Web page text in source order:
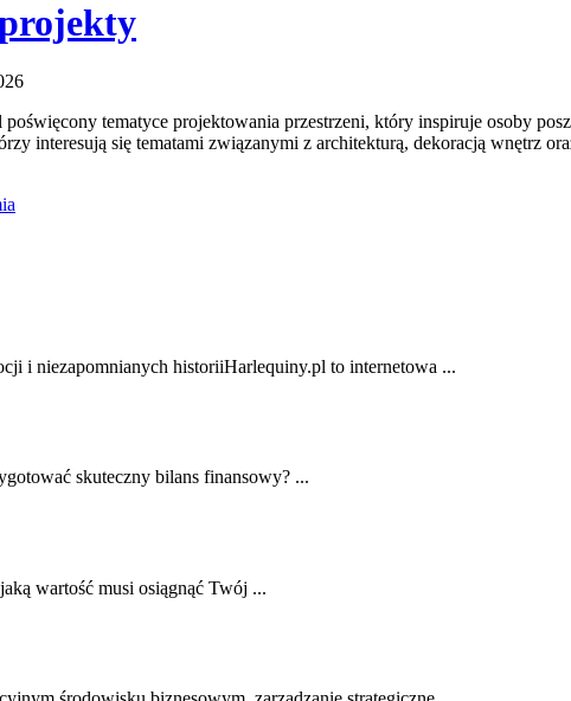
tematyce projektowania przestrzeni, który inspiruje osoby
interesują się tematami związanymi z architekturą, dekoracją wnętrz
i niezapomnianych historiiHarlequiny.pl to internetowa ...
skuteczny ⁤bilans ​finansowy? ...
wartość‌ musi osiągnąć Twój ...